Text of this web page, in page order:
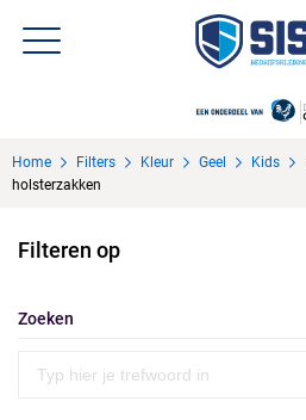
Over Sisa
Home Filters Kleur Geel Kids
holsterzakken
Filteren op
Zoeken